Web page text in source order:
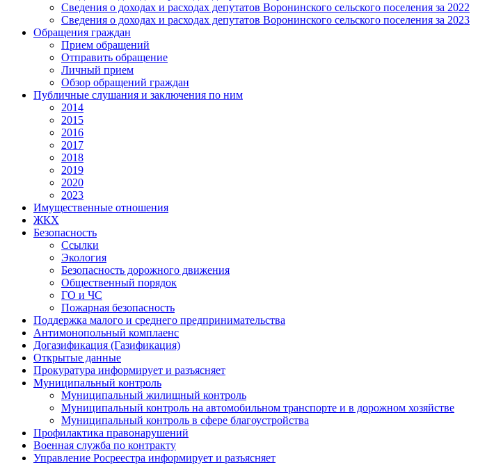
Сведения о доходах и расходах депутатов Воронинского сельского поселения за 2022
Сведения о доходах и расходах депутатов Воронинского сельского поселения за 2023
Обращения граждан
Прием обращений
Отправить обращение
Личный прием
Обзор обращений граждан
Публичные слушания и заключения по ним
2014
2015
2016
2017
2018
2019
2020
2023
Имущественные отношения
ЖКХ
Безопасность
Ссылки
Экология
Безопасность дорожного движения
Общественный порядок
ГО и ЧС
Пожарная безопасность
Поддержка малого и среднего предпринимательства
Антимонопольный комплаенс
Догазификация (Газификация)
Открытые данные
Прокуратура информирует и разъясняет
Муниципальный контроль
Муниципальный жилищный контроль
Муниципальный контроль на автомобильном транспорте и в дорожном хозяйстве
Муниципальный контроль в сфере благоустройства
Профилактика правонарушений
Военная служба по контракту
Управление Росреестра информирует и разъясняет